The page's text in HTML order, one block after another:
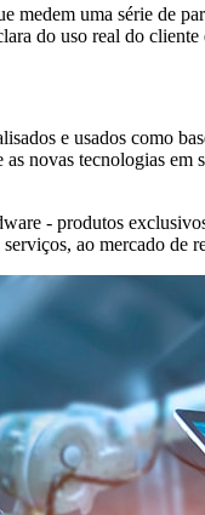
medem uma série de
do uso real do
e usados como
novas tecnologias
- produtos
ao mercado de